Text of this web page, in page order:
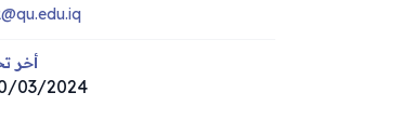
أخر
20/03/2024 أربعاء